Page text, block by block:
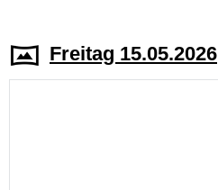
Freitag 15.05.2026